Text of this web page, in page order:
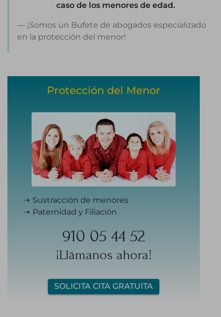
caso de los menores de edad.
¡Somos un Bufete de abogados especializado
en la protección del menor!
Protección del Menor
Sustracción de menores
Paternidad y Filiación
910 05 44 52
¡Llámanos ahora!
SOLICITA CITA GRATUITA